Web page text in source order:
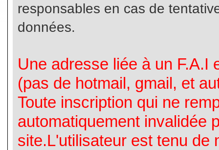
responsables en cas de
données.
Une adresse liée à un F.A.I
(pas de hotmail, gmail, et
Toute inscription qui ne
automatiquement invalidée
site.L'utilisateur est tenu de